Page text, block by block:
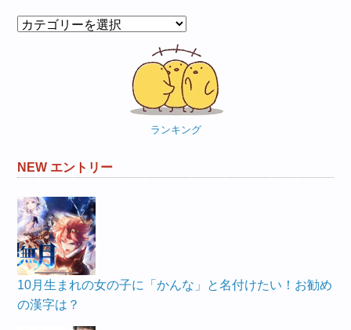
カ
ランキング
NEW エントリー
10月生まれの女の子に「かんな」と名付けたい！お勧め
の漢字は？